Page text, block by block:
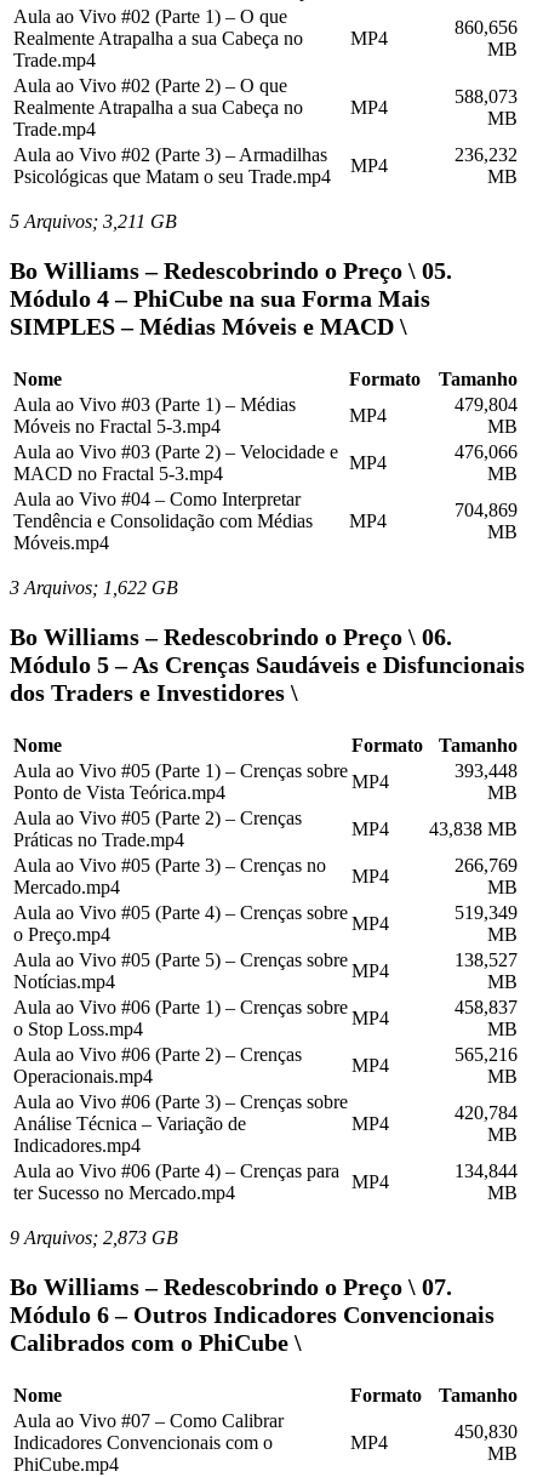
Aula ao Vivo #02 (Parte 1) – O que
Realmente Atrapalha a sua Cabeça no
Trade.mp4
MP4
860,656
MB
Aula ao Vivo #02 (Parte 2) – O que
Realmente Atrapalha a sua Cabeça no
Trade.mp4
MP4
588,073
MB
Aula ao Vivo #02 (Parte 3) – Armadilhas
Psicológicas que Matam o seu Trade.mp4
MP4
236,232
MB
5 Arquivos; 3,211 GB
Bo Williams – Redescobrindo o Preço \ 05.
Módulo 4 – PhiCube na sua Forma Mais
SIMPLES – Médias Móveis e MACD \
Nome Formato
Tamanho
Aula ao Vivo #03 (Parte 1) – Médias
Móveis no Fractal 5-3.mp4
MP4
479,804
MB
Aula ao Vivo #03 (Parte 2) – Velocidade e
MACD no Fractal 5-3.mp4
MP4
476,066
MB
Aula ao Vivo #04 – Como Interpretar
Tendência e Consolidação com Médias
Móveis.mp4
MP4
704,869
MB
3 Arquivos; 1,622 GB
Bo Williams – Redescobrindo o Preço \ 06.
Módulo 5 – As Crenças Saudáveis e Disfuncionais
dos Traders e Investidores \
Nome Formato
Tamanho
Aula ao Vivo #05 (Parte 1) – Crenças sobre
Ponto de Vista Teórica.mp4
MP4
393,448
MB
Aula ao Vivo #05 (Parte 2) – Crenças
Práticas no Trade.mp4
MP4
43,838 MB
Aula ao Vivo #05 (Parte 3) – Crenças no
Mercado.mp4
MP4
266,769
MB
Aula ao Vivo #05 (Parte 4) – Crenças sobre
o Preço.mp4
MP4
519,349
MB
Aula ao Vivo #05 (Parte 5) – Crenças sobre
Notícias.mp4
MP4
138,527
MB
Aula ao Vivo #06 (Parte 1) – Crenças sobre
o Stop Loss.mp4
MP4
458,837
MB
Aula ao Vivo #06 (Parte 2) – Crenças
Operacionais.mp4
MP4
565,216
MB
Aula ao Vivo #06 (Parte 3) – Crenças sobre
Análise Técnica – Variação de
Indicadores.mp4
MP4
420,784
MB
Aula ao Vivo #06 (Parte 4) – Crenças para
ter Sucesso no Mercado.mp4
MP4
134,844
MB
9 Arquivos; 2,873 GB
Bo Williams – Redescobrindo o Preço \ 07.
Módulo 6 – Outros Indicadores Convencionais
Calibrados com o PhiCube \
Nome Formato
Tamanho
Aula ao Vivo #07 – Como Calibrar
Indicadores Convencionais com o
PhiCube.mp4
MP4
450,830
MB